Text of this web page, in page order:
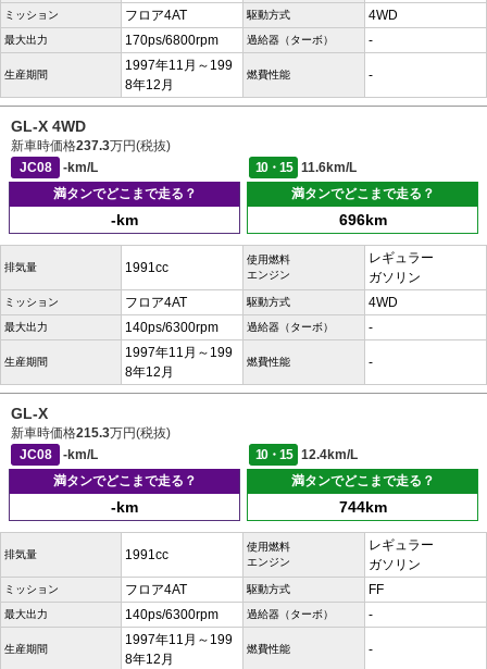
ミッション フロア4AT 駆動方式 4WD
最大出力 170ps/6800rpm 過給器（ターボ） -
生産期間
1997年11月～199
8年12月
燃費性能 -
GL-X 4WD
新車時価格237.3万円(税抜)
JC08
-km/L 10・15
11.6km/L
満タンでどこまで走る？
-km
満タンでどこまで走る？
696km
排気量 1991cc
使用燃料
エンジン
レギュラー
ガソリン
ミッション フロア4AT 駆動方式 4WD
最大出力 140ps/6300rpm 過給器（ターボ） -
生産期間
1997年11月～199
8年12月
燃費性能 -
GL-X
新車時価格215.3万円(税抜)
JC08
-km/L 10・15
12.4km/L
満タンでどこまで走る？
-km
満タンでどこまで走る？
744km
排気量 1991cc
使用燃料
エンジン
レギュラー
ガソリン
ミッション フロア4AT 駆動方式 FF
最大出力 140ps/6300rpm 過給器（ターボ） -
生産期間
1997年11月～199
8年12月
燃費性能 -